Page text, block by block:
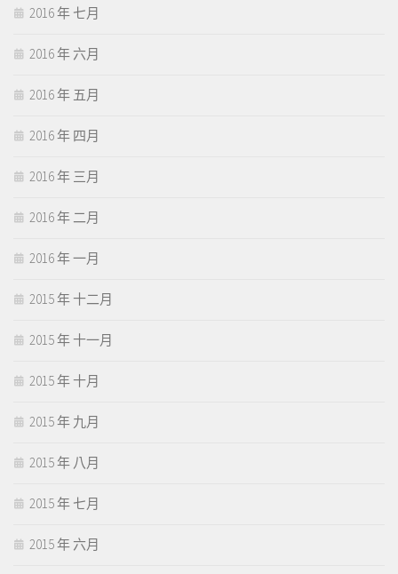
2016 年 七月
2016 年 六月
2016 年 五月
2016 年 四月
2016 年 三月
2016 年 二月
2016 年 一月
2015 年 十二月
2015 年 十一月
2015 年 十月
2015 年 九月
2015 年 八月
2015 年 七月
2015 年 六月